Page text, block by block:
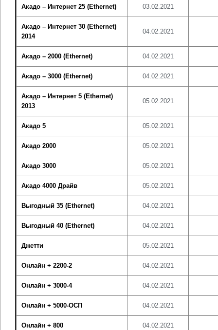
Акадо – Интернет 25 (Ethernet) 03.02.2021
Акадо – Интернет 30 (Ethernet)
2014
04.02.2021
Акадо – 2000 (Ethernet) 04.02.2021
Акадо – 3000 (Ethernet) 04.02.2021
Акадо – Интернет 5 (Ethernet)
2013
05.02.2021
Акадо 5 05.02.2021
Акадо 2000 05.02.2021
Акадо 3000 05.02.2021
Акадо 4000 Драйв 05.02.2021
Выгодный 35 (Ethernet) 04.02.2021
Выгодный 40 (Ethernet) 04.02.2021
Джетти 05.02.2021
Онлайн + 2200-2 04.02.2021
Онлайн + 3000-4 04.02.2021
Онлайн + 5000-ОСП 04.02.2021
Онлайн + 800 04.02.2021